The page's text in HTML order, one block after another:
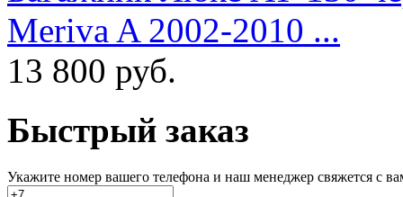
Meriva A 2002-2010 ...
13 800 руб.
Быстрый заказ
Укажите номер вашего телефона и наш менеджер свяжется с